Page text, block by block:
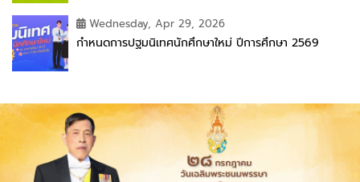
Wednesday, Apr 29, 2026
กำหนดการปฐมนิเทศนักศึกษาใหม่ ปีการศึกษา 2569